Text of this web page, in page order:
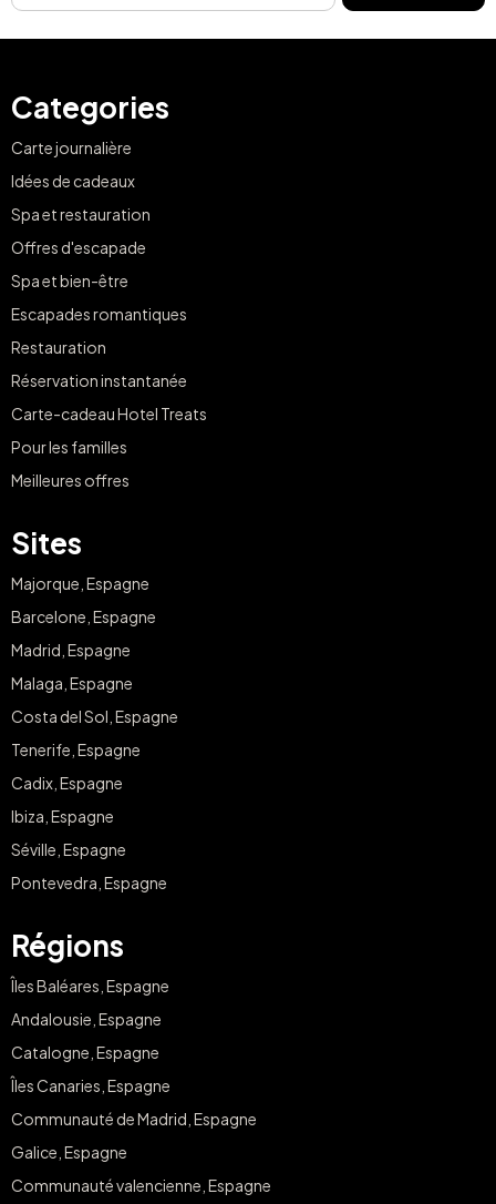
Categories
Carte journalière
Idées de cadeaux
Spa et restauration
Offres d'escapade
Spa et bien-être
Escapades romantiques
Restauration
Réservation instantanée
Carte-cadeau Hotel Treats
Pour les familles
Meilleures offres
Sites
Majorque, Espagne
Barcelone, Espagne
Madrid, Espagne
Malaga, Espagne
Costa del Sol, Espagne
Tenerife, Espagne
Cadix, Espagne
Ibiza, Espagne
Séville, Espagne
Pontevedra, Espagne
Régions
Îles Baléares, Espagne
Andalousie, Espagne
Catalogne, Espagne
Îles Canaries, Espagne
Communauté de Madrid, Espagne
Galice, Espagne
Communauté valencienne, Espagne